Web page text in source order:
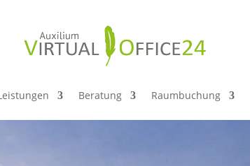
Beratung Raumbuchung